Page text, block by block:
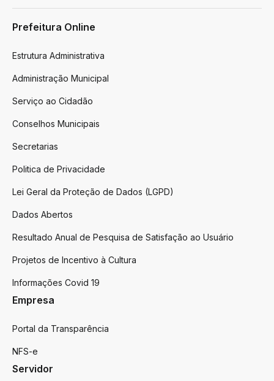
Prefeitura Online
Estrutura Administrativa
Administração Municipal
Serviço ao Cidadão
Conselhos Municipais
Secretarias
Politica de Privacidade
Lei Geral da Proteção de Dados (LGPD)
Dados Abertos
Resultado Anual de Pesquisa de Satisfação ao Usuário
Projetos de Incentivo à Cultura
Informações Covid 19
Empresa
Portal da Transparência
NFS-e
Servidor